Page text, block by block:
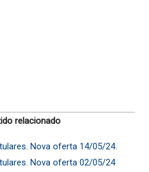
relacionado
Nova oferta 14/05/24.
Nova oferta 02/05/24